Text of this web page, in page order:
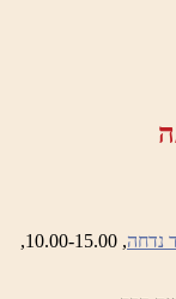
, 10.00-15.00,